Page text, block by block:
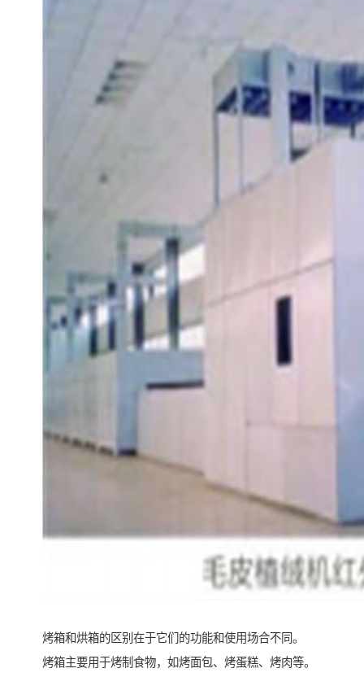
烤箱和烘箱的区别在于它们的功能和使用场合不同。
烤箱主要用于烤制食物，如烤面包、烤蛋糕、烤肉等。